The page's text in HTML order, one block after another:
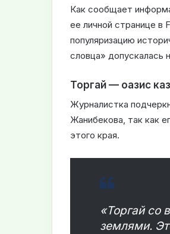
Как сообщает
ее личной странице в
популяризацию
словца» допускалась
Торгай — оазис
Журналистка
Жанибекова, так как
этого края.
«Торгай со
землями.